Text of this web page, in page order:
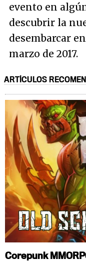
evento en
descubrir la
desembarcar
marzo de 2017.
ARTÍCULOS
Corepunk